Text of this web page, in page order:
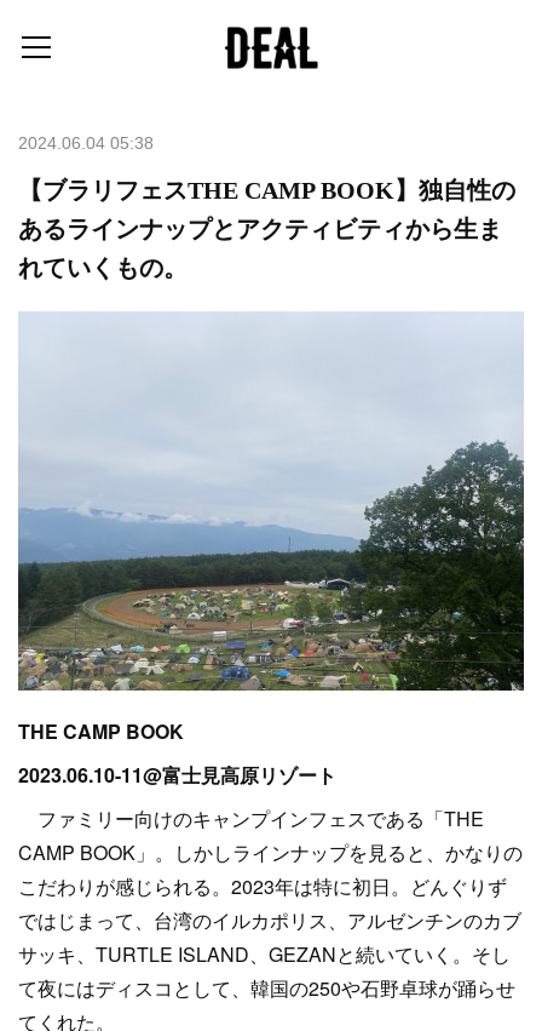
2024.06.04 05:38
【ブラリフェスTHE CAMP BOOK】独自性の
あるラインナップとアクティビティから生ま
れていくもの。
THE CAMP BOOK
2023.06.10-11@富士見高原リゾート
ファミリー向けのキャンプインフェスである「THE
CAMP BOOK」。しかしラインナップを見ると、かなりの
こだわりが感じられる。2023年は特に初日。どんぐりず
ではじまって、台湾のイルカポリス、アルゼンチンのカブ
サッキ、TURTLE ISLAND、GEZANと続いていく。そし
て夜にはディスコとして、韓国の250や石野卓球が踊らせ
てくれた。